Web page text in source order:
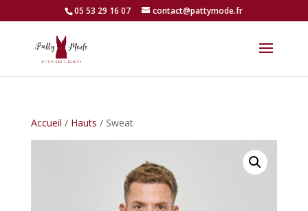
05 53 29 16 07 contact@pattymode.fr
Accueil / Hauts / Sweat